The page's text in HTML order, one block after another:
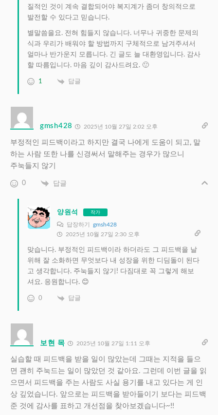
질적인 것이 계속 결합되어야 복지계가 좀더 창의적으로
발전할 수 있다고 믿습니다.
별말씀을요. 전혀 힘들지 않습니다. 너무나 귀중한 문제의
식과 우리가 배워야 할 방법까지 구체적으로 남겨주셔서
얼마나 반가운지 모릅니다. 긴 글도 늘 대환영입니다. 감사
할 따름입니다. 마음 깊이 감사드려요. 🙂
1 답글
gmsh428 2025년 10월 27일 2:02 오후
부정적인 피드백이라고 하지만 결국 나에게 도움이 되고, 말
하는 사람 또한 나를 신경써서 말해주는 경우가 많으니
주눅들지 않기
0 답글
양원석 작가
답장하기 gmsh428
2025년 10월 27일 2:30 오후
맞습니다. 부정적인 피드백이라 하더라도 그 피드백을 날
위해 잘 소화하면 무엇보다 내 성장을 위한 디딤돌이 된다
고 생각합니다. 주눅들지 않기! 다짐대로 꼭 그렇게 해보
셔요. 응원합니다. 😊
0 답글
보현 목 2025년 10월 27일 1:11 오후
실습할 때 피드백을 받을 일이 많았는데 그때는 지적을 들으
면 괜히 주눅드는 일이 많았던 것 같아요. 그런데 이번 글을 읽
으면서 피드백을 주는 사람도 사실 용기를 내고 있다는 게 인
상 깊었습니다. 앞으로는 피드백을 받아들이기 보다는 피드백
준 것에 감사를 표하고 개선점을 찾아보겠습니다~!!